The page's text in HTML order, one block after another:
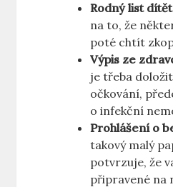
Rodný list
na to, že
poté chtít
Výpis ‌ze
je třeba
očkování,
o infekční
Prohlášení ⁤o
takový malý
potvrzuje, že
připravené na